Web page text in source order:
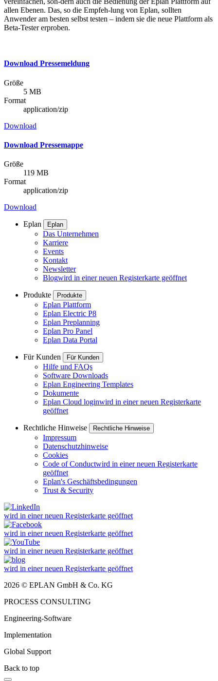
allen Ebenen. Das, so die Empfeh-lung von Eplan, sollten
Anwender am besten selbst testen – indem sie die neue Plattform als
Beta-Tester erproben.
Download Pressemeldung
Größe
5 MB
Format
application/zip
Download
Download Pressemappe
Größe
119 MB
Format
application/zip
Download
Eplan Eplan
Das Unternehmen
Karriere
Events
Kontakt
Newsletter
Blogwird in einer neuen Registerkarte geöffnet
Produkte Produkte
Eplan Plattform
Eplan Electric P8
Eplan Preplanning
Eplan Pro Panel
Eplan Data Portal
Für Kunden Für Kunden
Hilfe und FAQs
Software Downloads
Eplan Engineering Templates
Dokumente
Eplan Cloud loginwird in einer neuen Registerkarte
geöffnet
Rechtliche Hinweise Rechtliche Hinweise
Impressum
Datenschutzhinweise
Cookies
Code of Conductwird in einer neuen Registerkarte
geöffnet
Eplan's Geschäftsbedingungen
Trust & Security
wird in einer neuen Registerkarte geöffnet
wird in einer neuen Registerkarte geöffnet
wird in einer neuen Registerkarte geöffnet
wird in einer neuen Registerkarte geöffnet
2026 © EPLAN GmbH & Co. KG
PROCESS CONSULTING
Engineering-Software
Implementation
Global Support
Back to top